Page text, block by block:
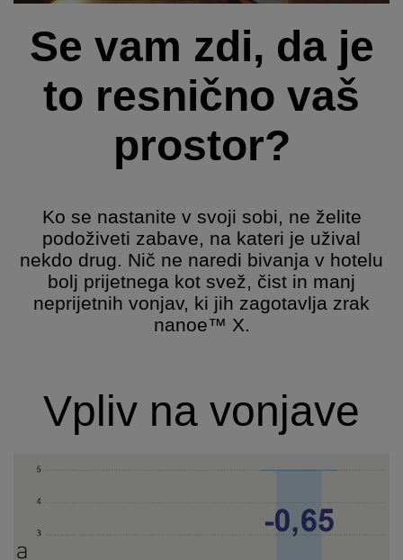
Se vam zdi, da je
to resnično vaš
prostor?
Ko se nastanite v svoji sobi, ne želite
podoživeti zabave, na kateri je užival
nekdo drug. Nič ne naredi bivanja v hotelu
bolj prijetnega kot svež, čist in manj
neprijetnih vonjav, ki jih zagotavlja zrak
nanoe™ X.
Vpliv na vonjave